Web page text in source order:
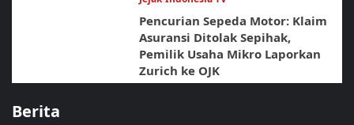
Pencurian Sepeda Motor: Klaim
Asuransi Ditolak Sepihak,
Pemilik Usaha Mikro Laporkan
Zurich ke OJK
Berita